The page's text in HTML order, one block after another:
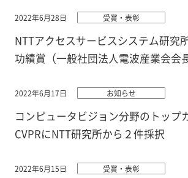
2022年6月28日 受賞・表彰
NTTアクセスサービスシステム研究
功績賞（一般社団法人電波産業会会
2022年6月17日 お知らせ
コンピュータビジョン分野のトップ
CVPRにNTT研究所から２件採択
2022年6月15日 受賞・表彰